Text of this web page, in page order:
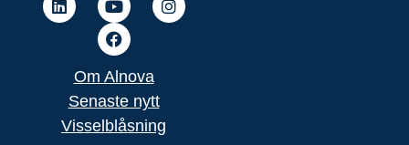
Om Alnova
Senaste nytt
Visselblåsning